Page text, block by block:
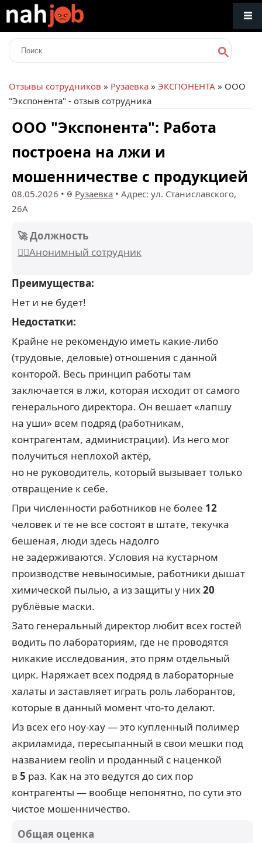
Отзывы сотрудников » Рузаевка » ЭКСПОНЕНТА » ООО
"Экспонента" - отзыв сотрудника
ООО "Экспонента": Работа
построена на лжи и
мошенничестве с продукцией
08.05.2026 • Рузаевка • Адрес: ул. Станиславского,
26А
🚀 Должность
🕵️‍♂️Анонимный сотрудник
Преимущества:
Нет и не будет!
Недостатки:
Крайне не рекомендую иметь какие-либо
(трудовые, деловые) отношения с данной
конторой. Весь принцип работы там
заключается в лжи, которая исходит от самого
генерального директора. Он вешает «лапшу
на уши» всем подряд (работникам,
контрагентам, администрации). Из него мог
получиться неплохой актёр,
но не руководитель, который вызывает только
отвращение к себе.
При численности работников не более 12
человек и те не все состоят в штате, текучка
бешеная, люди здесь надолго
не задерживаются. Условия на кустарном
производстве невыносимые, работники дышат
химической пылью, а из защиты у них20
рублёвые маски.
Зато генеральный директор любит всех гостей
водить по лабораториям, где не проводятся
никакие исследования, это прям отдельный
цирк. Наряжает всех подряд в лабораторные
халаты и заставляет играть роль лаборантов,
которые в данный момент что-то делают.
Из всех его ноу-хау — это купленный полимер
акриламида, пересыпанный в свои мешки под
названием reolin и проданный с наценкой
в 5 раз. Как на это ведутся до сих пор
контрагенты — вообще непонятно, по сути это
чистое мошенничество.
Общая оценка